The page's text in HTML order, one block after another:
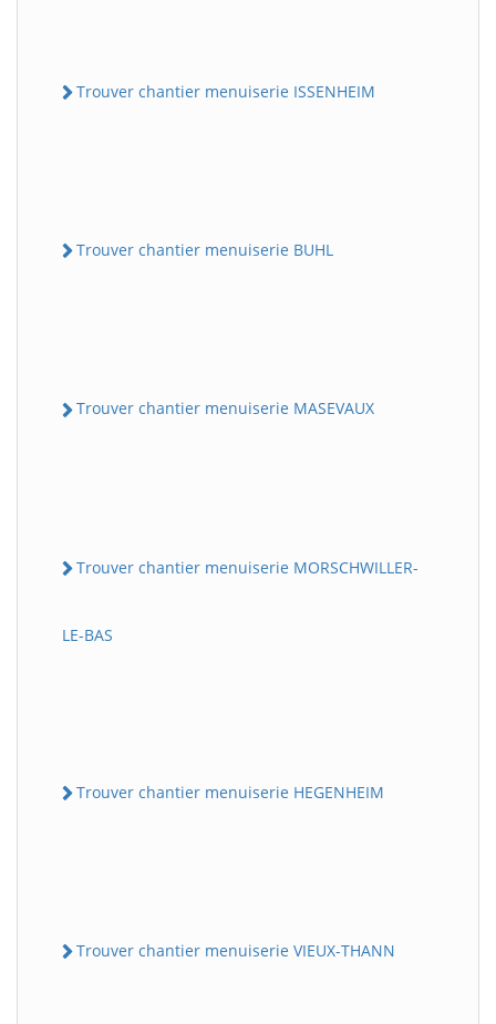
Trouver chantier menuiserie ISSENHEIM
Trouver chantier menuiserie BUHL
Trouver chantier menuiserie MASEVAUX
Trouver chantier menuiserie MORSCHWILLER-
LE-BAS
Trouver chantier menuiserie HEGENHEIM
Trouver chantier menuiserie VIEUX-THANN